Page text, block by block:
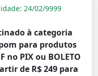
24/02/9999
à categoria
para produtos
no PIX ou BOLETO
de R$ 249 para